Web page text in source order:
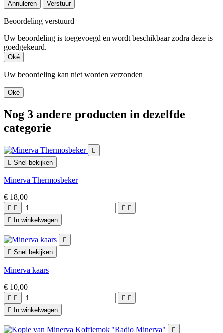
Annuleren Verstuur
Beoordeling verstuurd
Uw beoordeling is toegevoegd en wordt beschikbaar zodra deze is
goedgekeurd.
Oké
Uw beoordeling kan niet worden verzonden
Oké
Nog 3 andere producten in dezelfde
categorie

 Snel bekijken
Minerva Thermosbeker
€ 18,00
   

In winkelwagen

 Snel bekijken
Minerva kaars
€ 10,00
   

In winkelwagen
